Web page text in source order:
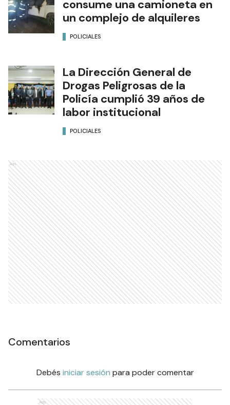
consume una camioneta en
un complejo de alquileres
POLICIALES
La Dirección General de
Drogas Peligrosas de la
Policía cumplió 39 años de
labor institucional
POLICIALES
Ads
Comentarios
Debés iniciar sesión para poder comentar
Ads